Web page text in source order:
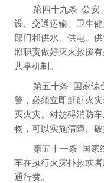
第四十九条 公安
设、交通运输、卫生
部门和供水、供电、
照职责做好灭火救援
共享机制。
第五十条 国家综
警，必须立即赶赴火
灭火灾。对妨碍消防
物，可以实施清障、破
第五十一条 国家
车在执行火灾扑救或
通行费。